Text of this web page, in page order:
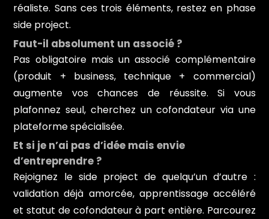
réaliste. Sans ces trois éléments, restez en phase
side project.
Faut-il absolument un associé ?
Pas obligatoire mais un associé complémentaire
(produit + business, technique + commercial)
augmente vos chances de réussite. Si vous
plafonnez seul, cherchez un cofondateur via une
plateforme spécialisée.
Et si je n’ai pas d’idée mais envie
d’entreprendre ?
Rejoignez le side project de quelqu’un d’autre :
validation déjà amorcée, apprentissage accéléré
et statut de cofondateur à part entière. Parcourez